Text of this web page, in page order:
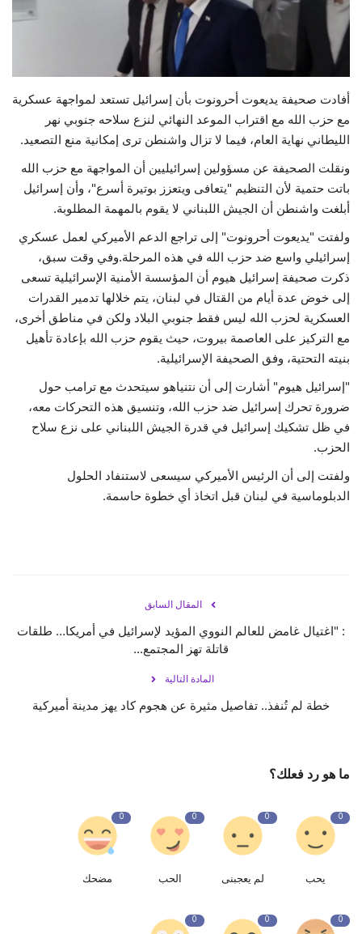
حياة
أفادت صحيفة يديعوت أحرونوت بأن إسرائيل تستعد لمواجهة عسكرية
مع حزب الله مع اقتراب الموعد النهائي لنزع سلاحه جنوبي نهر
الليطاني نهاية العام، فيما لا تزال واشنطن ترى إمكانية منع التصعيد.
ونقلت الصحيفة عن مسؤولين إسرائيليين أن المواجهة مع حزب الله
باتت حتمية لأن التنظيم "يتعافى ويتعزز بوتيرة أسرع"، وأن إسرائيل
أبلغت واشنطن أن الجيش اللبناني لا يقوم بالمهمة المطلوبة.
ولفتت "يديعوت أحرونوت" إلى تراجع الدعم الأميركي لعمل عسكري
إسرائيلي واسع ضد حزب الله في هذه المرحلة.وفي وقت سبق،
ذكرت صحيفة إسرائيل هيوم أن المؤسسة الأمنية الإسرائيلية تسعى
إلى خوض عدة أيام من القتال في لبنان، يتم خلالها تدمير القدرات
العسكرية لحزب الله ليس فقط جنوبي البلاد ولكن في مناطق أخرى،
مع التركيز على العاصمة بيروت، حيث يقوم حزب الله بإعادة تأهيل
بنيته التحتية، وفق الصحيفة الإسرائيلية.
"إسرائيل هيوم" أشارت إلى أن نتنياهو سيتحدث مع ترامب حول
ضرورة تحرك إسرائيل ضد حزب الله، وتنسيق هذه التحركات معه،
في ظل تشكيك إسرائيل في قدرة الجيش اللبناني على نزع سلاح
الحزب.
ولفتت إلى أن الرئيس الأميركي سيسعى لاستنفاد الحلول
الدبلوماسية في لبنان قبل اتخاذ أي خطوة حاسمة.
المقال السابق
: "اغتيال غامض للعالم النووي المؤيد لإسرائيل في أمريكا… طلقات
قاتلة تهز المجتمع...
المادة التالية
خطة لم تُنفذ.. تفاصيل مثيرة عن هجوم كاد يهز مدينة أميركية
ما هو رد فعلك؟
0
يحب
0
لم يعجبنى
0
الحب
0
مضحك
0
0
0